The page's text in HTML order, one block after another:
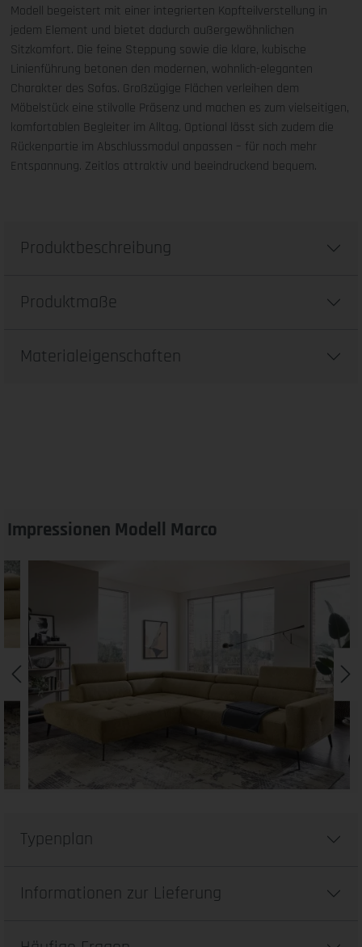
Modell begeistert mit einer integrierten Kopfteilverstellung in
jedem Element und bietet dadurch außergewöhnlichen
Sitzkomfort. Die feine Steppung sowie die klare, kubische
Linienführung betonen den modernen, wohnlich-eleganten
Charakter des Sofas. Großzügige Flächen verleihen dem
Möbelstück eine stilvolle Präsenz und machen es zum vielseitigen,
komfortablen Begleiter im Alltag. Optional lässt sich zudem die
Rückenpartie im Abschlussmodul anpassen – für noch mehr
Entspannung. Zeitlos attraktiv und beeindruckend bequem.
Produktbeschreibung
Produktmaße
Materialeigenschaften
Impressionen Modell Marco
Typenplan
Informationen zur Lieferung